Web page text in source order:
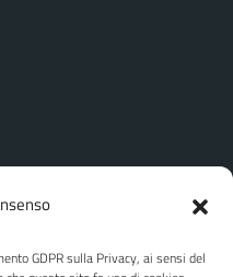
GDPR sulla Privacy, ai sensi del